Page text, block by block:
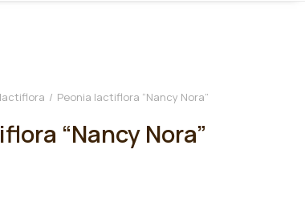
Peonia lactiflora “Nancy Nora”
“Nancy Nora”